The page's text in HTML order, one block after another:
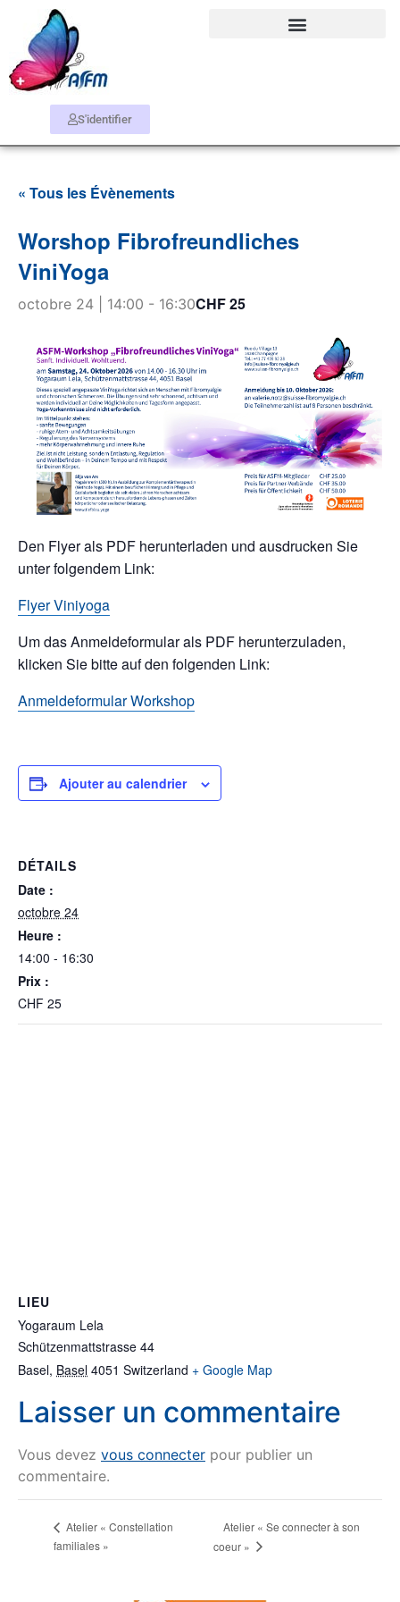
S'identifier
« Tous les Évènements
Worshop Fibrofreundliches
ViniYoga
octobre 24 | 14:00 - 16:30CHF 25
Den Flyer als PDF herunterladen und ausdrucken Sie
unter folgendem Link:
Flyer Viniyoga
Um das Anmeldeformular als PDF herunterzuladen,
klicken Sie bitte auf den folgenden Link:
Anmeldeformular Workshop
Ajouter au calendrier
DÉTAILS
Date :
octobre 24
Heure :
14:00 - 16:30
Prix :
CHF 25
LIEU
Yogaraum Lela
Schützenmattstrasse 44
Basel, Basel 4051 Switzerland + Google Map
Laisser un commentaire
Vous devez vous connecter pour publier un
commentaire.
Atelier « Constellation
familiales »
Atelier « Se connecter à son
coeur »